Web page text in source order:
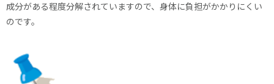
成分がある程度分解されていますので、身体に負担がかかりにくい
のです。